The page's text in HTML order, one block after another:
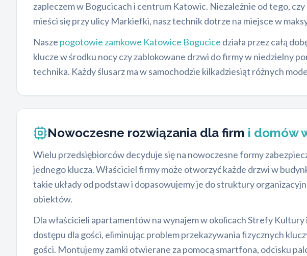
zapleczem w Bogucicach i centrum Katowic. Niezależnie od tego,
mieści się przy ulicy Markiefki, nasz technik dotrze na miejsce w
Nasze pogotowie zamkowe Katowice Bogucice działa przez całą
klucze w środku nocy czy zablokowane drzwi do firmy w niedzielny
technika. Każdy ślusarz ma w samochodzie kilkadziesiąt różnych
Nowoczesne rozwiązania dla firm i domów
Wielu przedsiębiorców decyduje się na nowoczesne formy
jednego klucza. Właściciel firmy może otworzyć każde drzwi w
takie układy od podstaw i dopasowujemy je do struktury
obiektów.
Dla właścicieli apartamentów na wynajem w okolicach Strefy
dostępu dla gości, eliminując problem przekazywania fizycznych
gości. Montujemy zamki otwierane za pomocą smartfona, odcisku